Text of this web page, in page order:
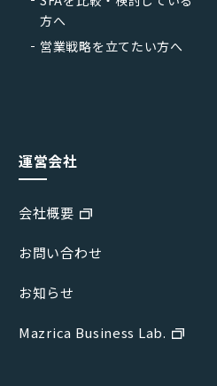
方へ
営業戦略を立てたい方へ
運営会社
会社概要
お問い合わせ
お知らせ
Mazrica Business Lab.